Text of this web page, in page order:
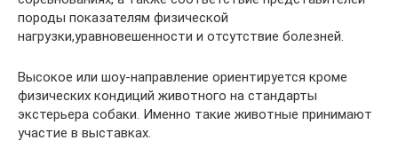
породы показателям физической
нагрузки,уравновешенности и отсутствие болезней.
Высокое или шоу-направление ориентируется кроме
физических кондиций животного на стандарты
экстерьера собаки. Именно такие животные принимают
участие в выставках.